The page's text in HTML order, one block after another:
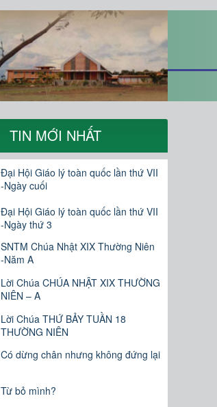
TIN MỚI NHẤT
Đại Hội Giáo lý toàn quốc lần thứ VII
-Ngày cuối
Đại Hội Giáo lý toàn quốc lần thứ VII
-Ngày thứ 3
SNTM Chúa Nhật XIX Thường Niên
-Năm A
Lời Chúa CHÚA NHẬT XIX THƯỜNG
NIÊN – A
Lời Chúa THỨ BẢY TUẦN 18
THƯỜNG NIÊN
Có dừng chân nhưng không đứng lại
Từ bỏ mình?